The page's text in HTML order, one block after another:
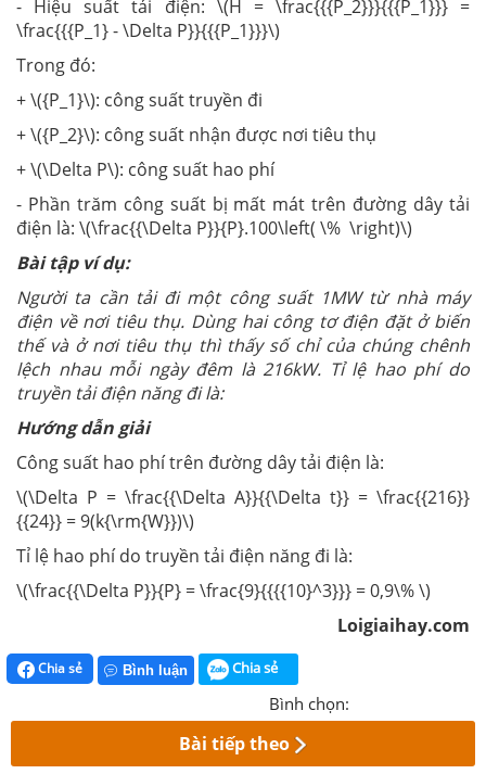
- Hiệu suất tải điện: \(H = \frac{{{P_2}}}{{{P_1}}} =
\frac{{{P_1} - \Delta P}}{{{P_1}}}\)
Trong đó:
+ \({P_1}\): công suất truyền đi
+ \({P_2}\): công suất nhận được nơi tiêu thụ
+ \(\Delta P\): công suất hao phí
- Phần trăm công suất bị mất mát trên đường dây tải
điện là: \(\frac{{\Delta P}}{P}.100\left( \% \right)\)
Bài tập ví dụ:
Người ta cần tải đi một công suất 1MW từ nhà máy
điện về nơi tiêu thụ. Dùng hai công tơ điện đặt ở biến
thế và ở nơi tiêu thụ thì thấy số chỉ của chúng chênh
lệch nhau mỗi ngày đêm là 216kW. Tỉ lệ hao phí do
truyền tải điện năng đi là:
Hướng dẫn giải
Công suất hao phí trên đường dây tải điện là:
\(\Delta P = \frac{{\Delta A}}{{\Delta t}} = \frac{{216}}
{{24}} = 9(k{\rm{W}})\)
Tỉ lệ hao phí do truyền tải điện năng đi là:
\(\frac{{\Delta P}}{P} = \frac{9}{{{{10}^3}}} = 0,9\% \)
Loigiaihay.com
Chia sẻ Bình luận Chia sẻ
Bình chọn:
Bài tiếp theo